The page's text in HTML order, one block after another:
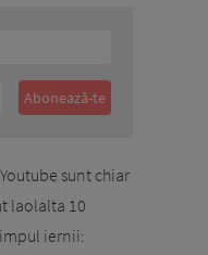
sunt chiar
laolalta 10
iernii: